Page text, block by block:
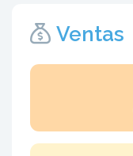
Ventas